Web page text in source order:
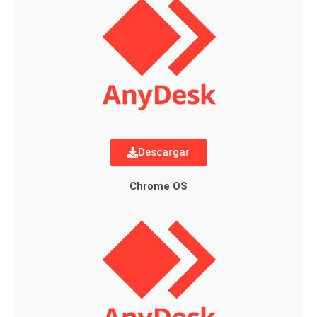
Descargar
Chrome OS